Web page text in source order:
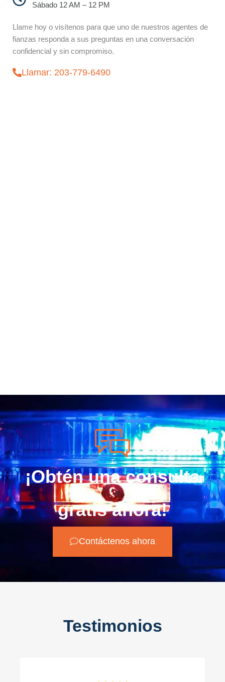
Sábado 12 AM – 12 PM
Llame hoy o visítenos para que uno de nuestros agentes de
fianzas responda a sus preguntas en una conversación
confidencial y sin compromiso.
Llamar: 203-779-6490
¡Obtén una consulta
gratis ahora!
Contáctenos ahora
Testimonios